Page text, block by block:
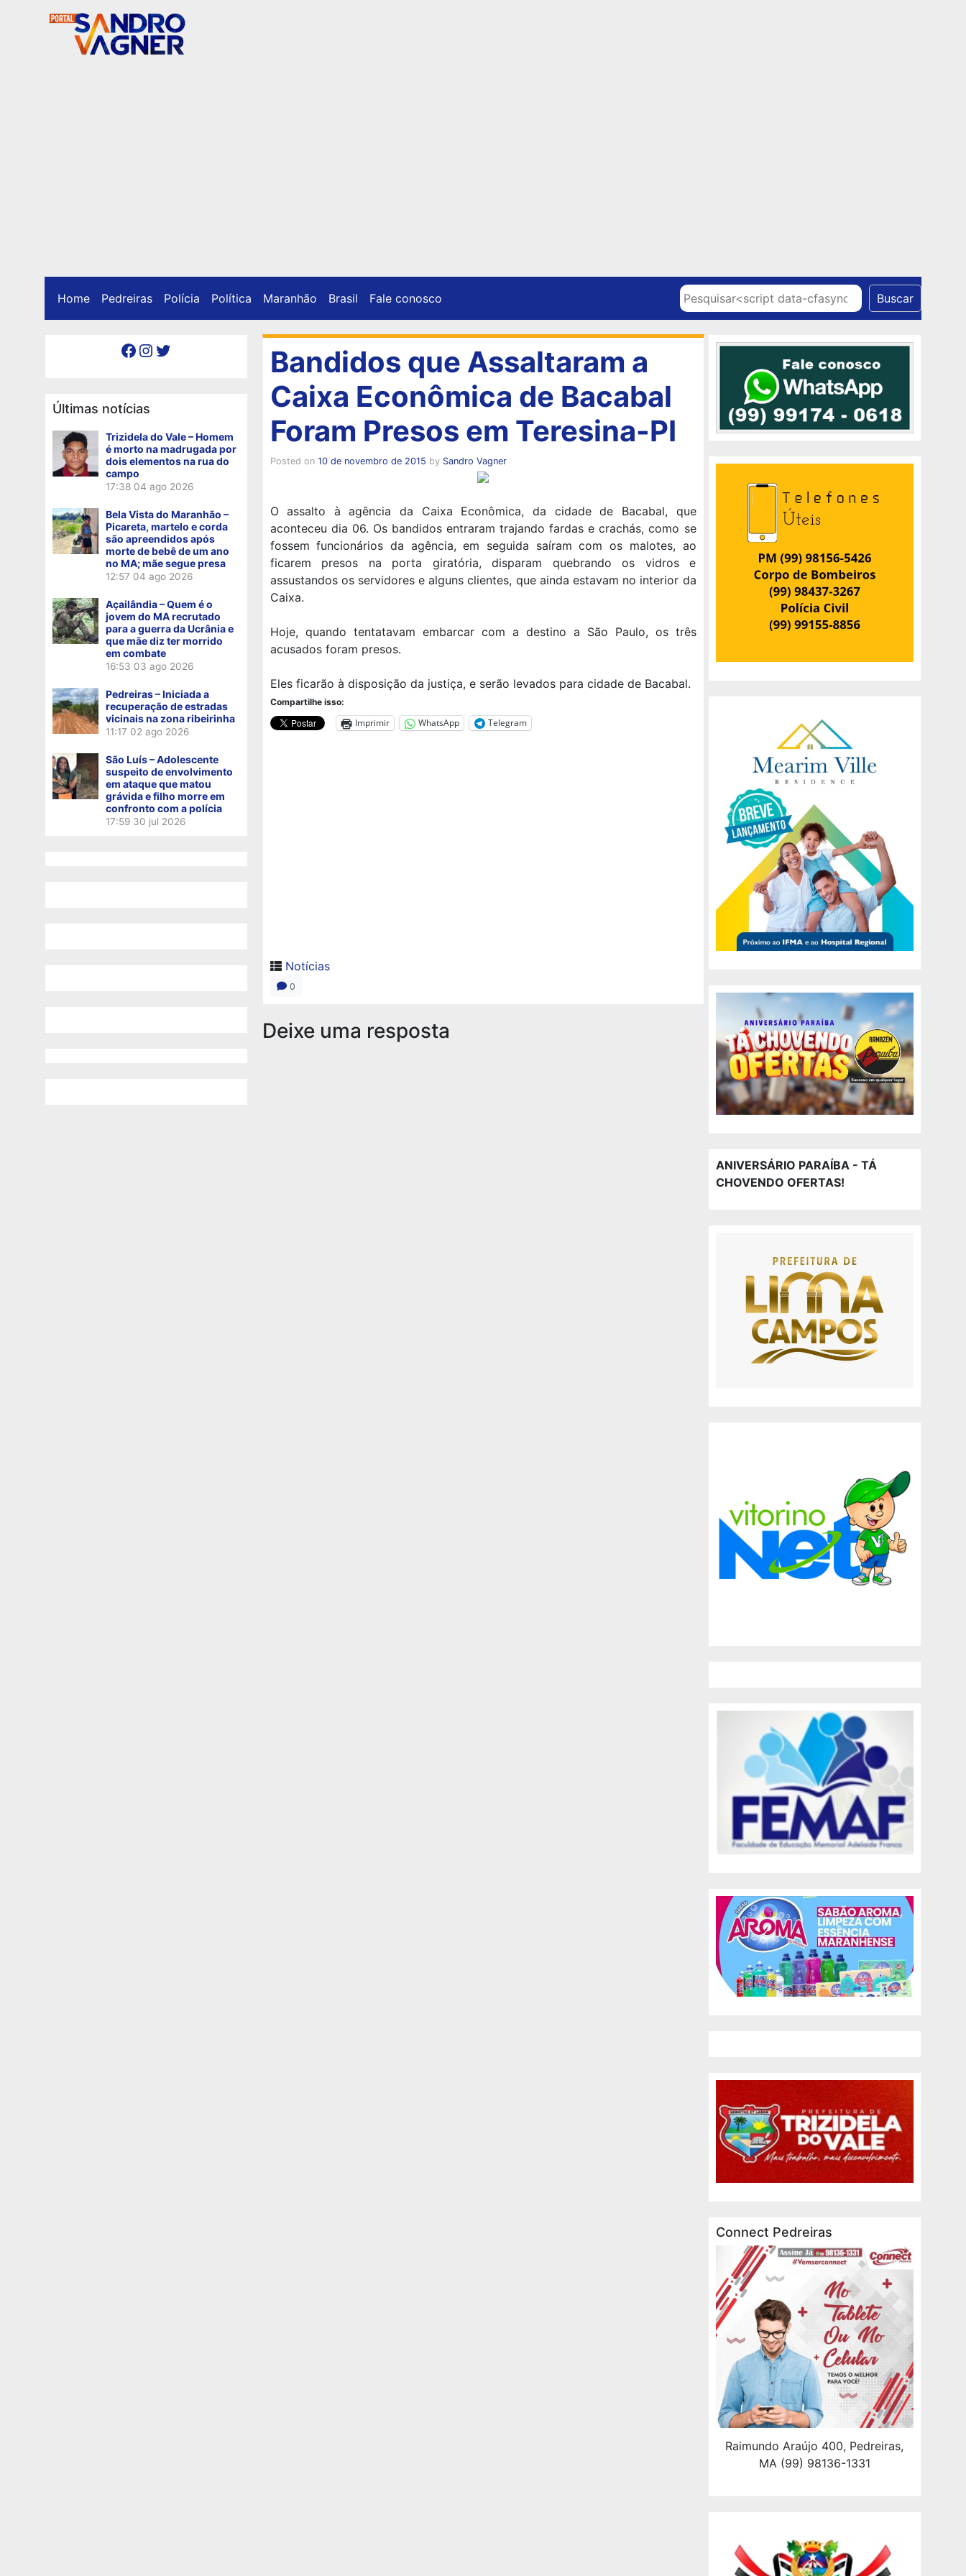
Home Pedreiras Polícia Política Maranhão Brasil Fale conosco Pesquisar Buscar
Facebook Instagram Twitter
Últimas notícias
Trizidela do Vale – Homem
é morto na madrugada por
dois elementos na rua do
campo
17:38 04 ago 2026
Bela Vista do Maranhão –
Picareta, martelo e corda
são apreendidos após
morte de bebê de um ano
no MA; mãe segue presa
12:57 04 ago 2026
Açailândia – Quem é o
jovem do MA recrutado
para a guerra da Ucrânia e
que mãe diz ter morrido
em combate
16:53 03 ago 2026
Pedreiras – Iniciada a
recuperação de estradas
vicinais na zona ribeirinha
11:17 02 ago 2026
São Luís – Adolescente
suspeito de envolvimento
em ataque que matou
grávida e filho morre em
confronto com a polícia
17:59 30 jul 2026
Bandidos que Assaltaram a
Caixa Econômica de Bacabal
Foram Presos em Teresina-PI
Posted on 10 de novembro de 2015 by Sandro Vagner
O assalto à agência da Caixa Econômica, da cidade de Bacabal, que
aconteceu dia 06. Os bandidos entraram trajando fardas e crachás, como se
fossem funcionários da agência, em seguida saíram com os malotes, ao
ficarem presos na porta giratória, disparam quebrando os vidros e
assustandos os servidores e alguns clientes, que ainda estavam no interior da
Caixa.
Hoje, quando tentatavam embarcar com a destino a São Paulo, os três
acusados foram presos.
Eles ficarão à disposição da justiça, e serão levados para cidade de Bacabal.
Compartilhe isso:
Imprimir WhatsApp Telegram
Notícias
0
Deixe uma resposta
ANIVERSÁRIO PARAÍBA - TÁ
CHOVENDO OFERTAS!
Connect Pedreiras
Raimundo Araújo 400, Pedreiras,
MA (99) 98136-1331